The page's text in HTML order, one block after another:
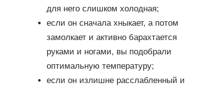
для него слишком холодная;
если он сначала хныкает, а потом
замолкает и активно барахтается
руками и ногами, вы подобрали
оптимальную температуру;
если он излишне расслабленный и